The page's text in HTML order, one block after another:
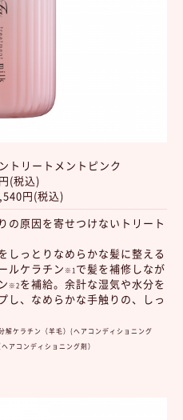
トリートメントピンク
(税込)
円(税込)
の原因を寄せつけないトリート
しっとりなめらかな髪に整える
ルケラチン ※1 で髪を補修しなが
※2を補給。余計な湿気や水分を
し、なめらかな手触りの、しっ
ケラチン（羊毛）(ヘアコンディショニング
コンディショニング剤）